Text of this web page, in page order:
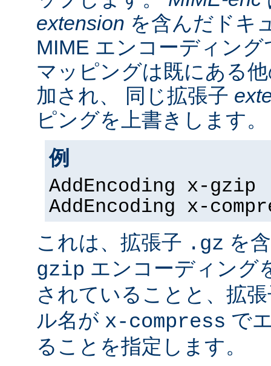
extension を含んだドキ
MIME エンコーディン
マッピングは既にある
加され、 同じ拡張子
ピングを上書きします。
例
AddEncoding x-gzip
AddEncoding x-
これは、拡張子 .gz を
gzip エンコーディング
されていることと、拡
ル名が x-compress で
ることを指定します。